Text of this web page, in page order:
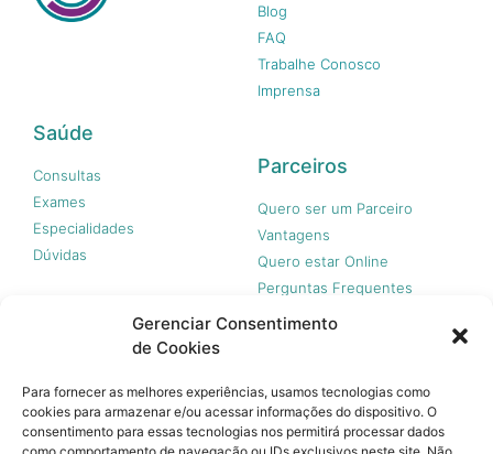
Gerenciar Consentimento
de Cookies
Para fornecer as melhores experiências, usamos tecnologias como
cookies para armazenar e/ou acessar informações do dispositivo. O
consentimento para essas tecnologias nos permitirá processar dados
Blog
FAQ
Trabalhe Conosco
Imprensa
Saúde
Consultas
Exames
Especialidades
Dúvidas
Parceiros
Quero ser um Parceiro
Vantagens
Quero estar Online
Perguntas Frequentes